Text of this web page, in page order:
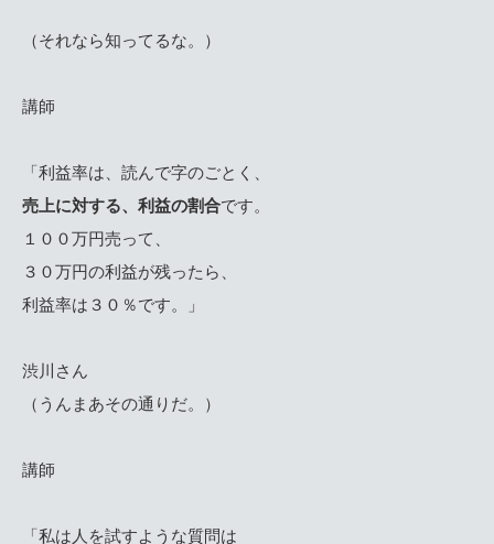
（それなら知ってるな。）
講師
「利益率は、読んで字のごとく、
売上に対する、利益の割合です。
１００万円売って、
３０万円の利益が残ったら、
利益率は３０％です。」
渋川さん
（うんまあその通りだ。）
講師
「私は人を試すような質問は